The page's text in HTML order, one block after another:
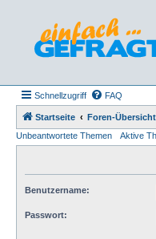
Schnellzugriff FAQ
Startseite
Foren-Übersicht
Unbeantwortete Themen
Aktive
Benutzername:
Passwort: